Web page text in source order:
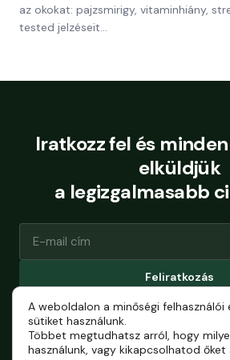
az okokat: pajzsmirigy, vitaminhiány,
tested jelzéseit…
Iratkozz fel és
elküldjük
a legizgalmasabb
Feliratkozás
Bármikor
A weboldalon a minőségi felhasználói
sütiket használunk.
Többet megtudhatsz arról, hogy
használunk, vagy kikapcsolhatod őket